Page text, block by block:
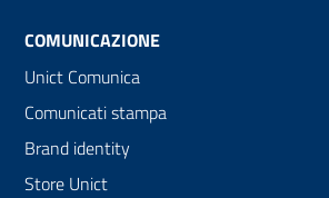
COMUNICAZIONE
Unict Comunica
Comunicati stampa
Brand identity
Store Unict